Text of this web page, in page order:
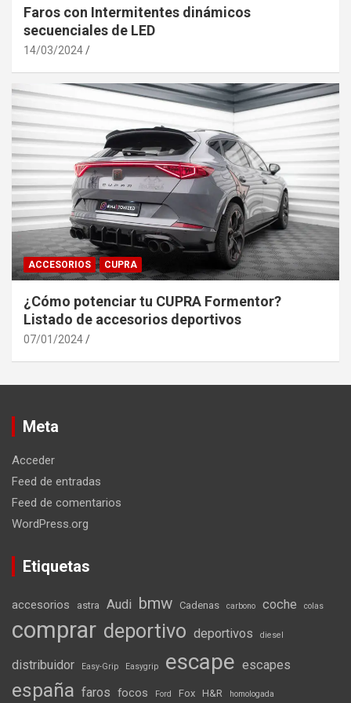
Faros con Intermitentes dinámicos
secuenciales de LED
14/03/2024
ACCESORIOS CUPRA
¿Cómo potenciar tu CUPRA Formentor?
Listado de accesorios deportivos
07/01/2024
Meta
Acceder
Feed de entradas
Feed de comentarios
WordPress.org
Etiquetas
accesorios astra Audi bmw Cadenas carbono coche colas
comprar deportivo deportivos diesel
distribuidor Easy-Grip Easygrip escape escapes
españa faros focos Ford Fox H&R homologada